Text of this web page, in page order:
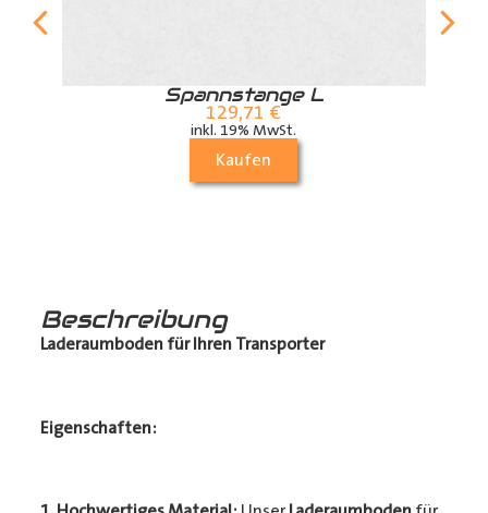
Spannstange L
129,71 €
inkl. 19% MwSt.
Kaufen
Beschreibung
Laderaumboden für Ihren Transporter
Eigenschaften: